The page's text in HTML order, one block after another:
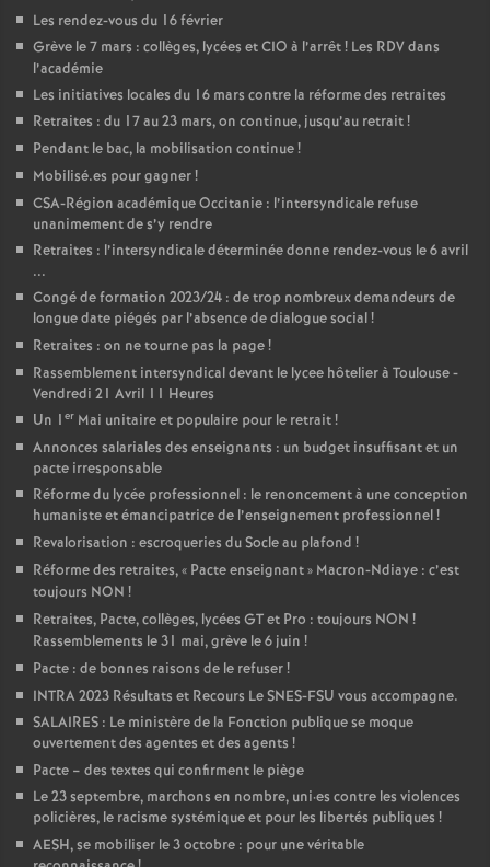
Les rendez-vous du 16 février
Grève le 7 mars : collèges, lycées et CIO à l’arrêt! Les RDV dans
l’académie
Les initiatives locales du 16 mars contre la réforme des retraites
Retraites : du 17 au 23 mars, on continue, jusqu’au retrait!
Pendant le bac, la mobilisation continue!
Mobilisé.es pour gagner!
CSA-Région académique Occitanie : l’intersyndicale refuse
unanimement de s’y rendre
Retraites : l’intersyndicale déterminée donne rendez-vous le 6 avril
...
Congé de formation 2023/24 : de trop nombreux demandeurs de
longue date piégés par l’absence de dialogue social!
Retraites : on ne tourne pas la page!
Rassemblement intersyndical devant le lycee hôtelier à Toulouse -
Vendredi 21 Avril 11 Heures
Un 1 er Mai unitaire et populaire pour le retrait!
Annonces salariales des enseignants : un budget insuffisant et un
pacte irresponsable
Réforme du lycée professionnel : le renoncement à une conception
humaniste et émancipatrice de l’enseignement professionnel!
Revalorisation : escroqueries du Socle au plafond !
Réforme des retraites, « Pacte enseignant» Macron-Ndiaye : c’est
toujours NON !
Retraites, Pacte, collèges, lycées GT et Pro : toujours NON !
Rassemblements le 31 mai, grève le 6 juin !
Pacte : de bonnes raisons de le refuser!
INTRA 2023 Résultats et Recours Le SNES-FSU vous accompagne.
SALAIRES : Le ministère de la Fonction publique se moque
ouvertement des agentes et des agents !
Pacte – des textes qui confirment le piège
Le 23 septembre, marchons en nombre, uni·es contre les violences
policières, le racisme systémique et pour les libertés publiques !
AESH, se mobiliser le 3 octobre : pour une véritable